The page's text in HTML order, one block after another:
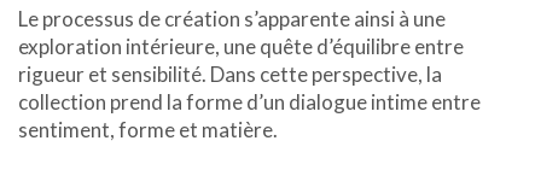
Le processus de création s’apparente ainsi à une
exploration intérieure, une quête d’équilibre entre
rigueur et sensibilité. Dans cette perspective, la
collection prend la forme d’un dialogue intime entre
sentiment, forme et matière.